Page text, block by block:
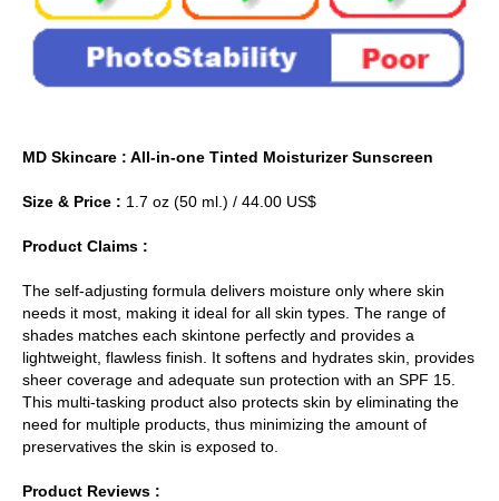
MD Skincare : All-in-one Tinted Moisturizer Sunscreen
Size & Price : 1.7 oz (50 ml.) / 44.00 US$
Product Claims :
The self-adjusting formula delivers moisture only where skin
needs it most, making it ideal for all skin types. The range of
shades matches each skintone perfectly and provides a
lightweight, flawless finish. It softens and hydrates skin, provides
sheer coverage and adequate sun protection with an SPF 15.
This multi-tasking product also protects skin by eliminating the
need for multiple products, thus minimizing the amount of
preservatives the skin is exposed to.
Product Reviews :